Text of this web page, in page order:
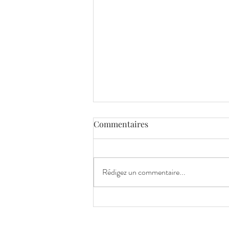
Et si votre préparation
Commentaires
Rédigez un commentaire...